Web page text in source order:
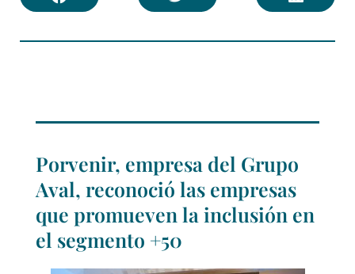
Porvenir, empresa del Grupo
Aval, reconoció las empresas
que promueven la inclusión en
el segmento +50